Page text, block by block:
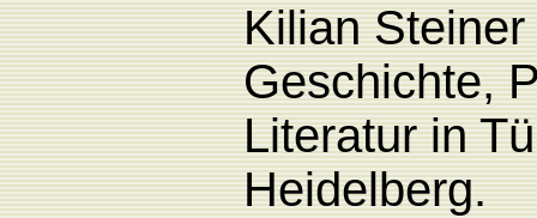
KilianS
Geschichte,
Literatur in
Heidelberg.